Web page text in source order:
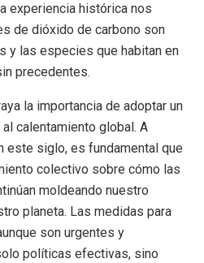
experiencia histórica nos
de dióxido de carbono son
y las especies que habitan en
precedentes.
la importancia de adoptar un
calentamiento global. A
este siglo, es fundamental que
colectivo sobre cómo las
moldeando nuestro
planeta. Las medidas para
son urgentes y
políticas efectivas, sino